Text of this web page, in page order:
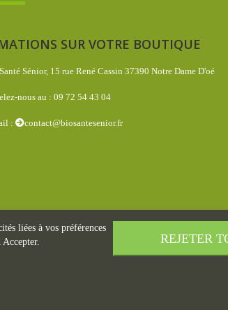
SUR VOTRE BOUTIQUE
Sénior, 15 rue René Cassin 37390 Notre Dame D'oé
nous au :09 72 54 43 04
: contact@biosantesenior.fr
liées à vos préférences
REJETER